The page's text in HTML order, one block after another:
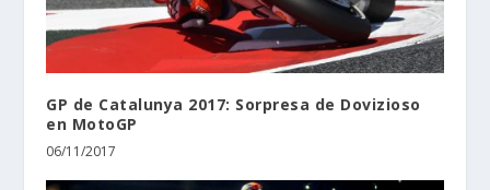
GP de Catalunya 2017: Sorpresa de Dovizioso
en MotoGP
06/11/2017